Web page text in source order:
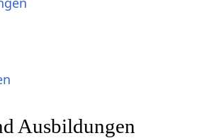
Ausbildungen